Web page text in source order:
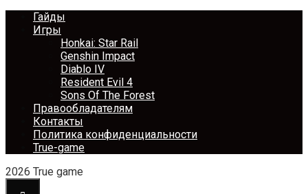
Гайды
Игры
Honkai: Star Rail
Genshin Impact
Diablo IV
Resident Evil 4
Sons Of The Forest
Правообладателям
Контакты
Политика конфиденциальности
True-game
2026 True game